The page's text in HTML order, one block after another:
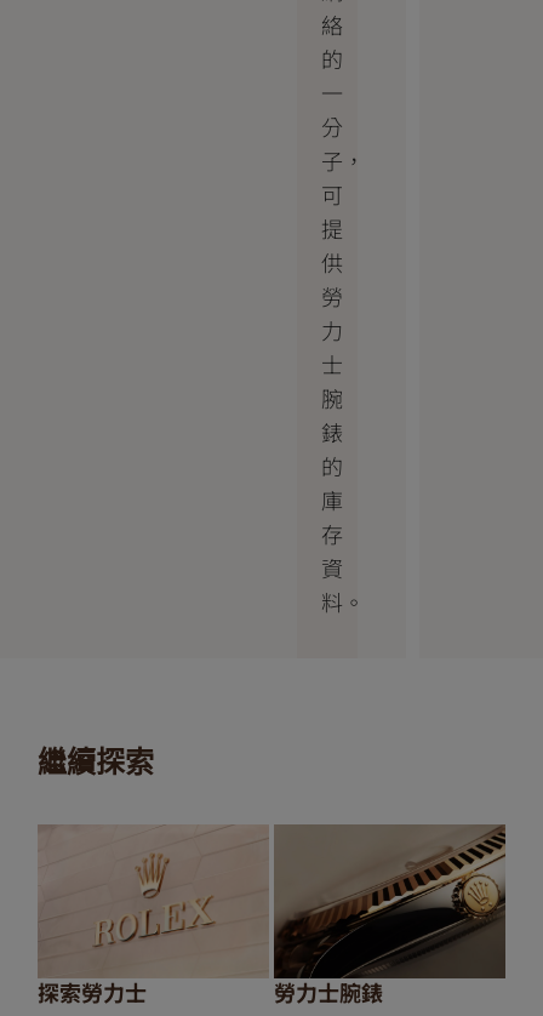
絡
的
一
分
子，
可
提
供
勞
力
士
腕
錶
的
庫
存
資
料。
繼續探索
探索勞力士 勞力士腕錶